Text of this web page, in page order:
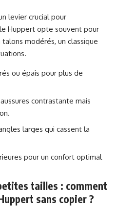
levier crucial pour
Huppert opte souvent pour
modérés, un classique
ou épais pour plus de
contrastante mais
larges qui cassent la
pour un confort optimal
tailles : comment
sans copier ?